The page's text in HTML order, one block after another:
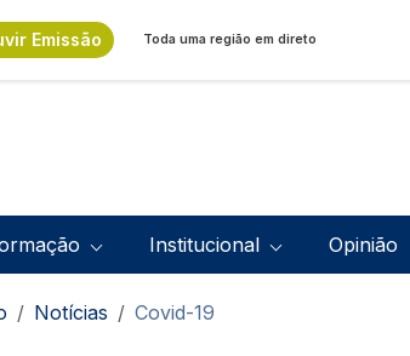
Emissão Toda uma região em direto
principal
Institucional Opinião
estrutural
Notícias Covid-19